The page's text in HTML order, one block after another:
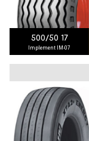
500/50 17
Implement IM-07